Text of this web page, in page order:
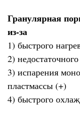
Гранулярная
из-за
1) быстрого
2)
3) испарения
пластмассы (+)
4) быстрого